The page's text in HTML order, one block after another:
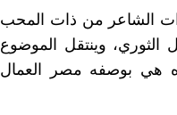
الشاعر من ذات المحب
وينتقل الموضوع
هي بوصفه مصر العمال